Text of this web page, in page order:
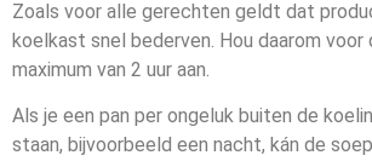
Zoals voor alle gerechten geldt dat
koelkast snel bederven. Hou daarom voor
maximum van 2 uur aan.
Als je een pan per ongeluk buiten de
staan, bijvoorbeeld een nacht, kán de